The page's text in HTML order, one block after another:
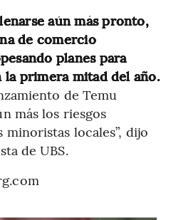
aún más pronto,
de comercio
planes para
primera mitad del año.
de Temu
más los riesgos
locales”, dijo
de UBS.